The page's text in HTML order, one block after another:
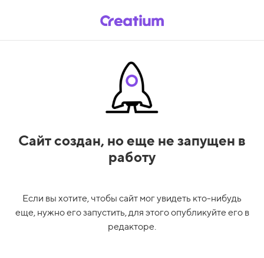
Сайт создан, но еще не запущен в
работу
Если вы хотите, чтобы сайт мог увидеть кто-нибудь
еще, нужно его запустить, для этого опубликуйте его в
редакторе.